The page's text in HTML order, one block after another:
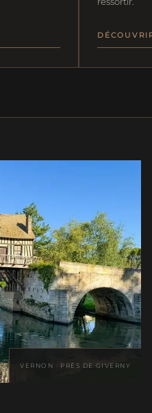
VERNON · PRÈS DE GIVERNY